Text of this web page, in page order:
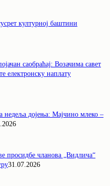
културној баштини
саобраћај: Возачима савет
електронску наплату
недеља дојења: Мајчино млеко –
просидбе чланова „Видлича“
31.07.2026